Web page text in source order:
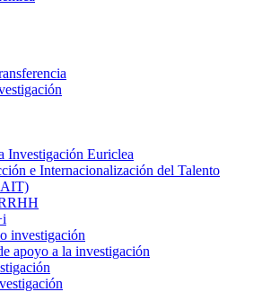
Investigación Euriclea
e Internacionalización del Talento
investigación
apoyo a la investigación